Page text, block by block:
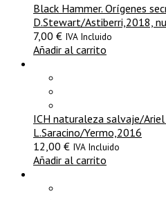
Black Hammer. Orígenes
D.Stewart/Astiberri,2018,
7,00 € IVA Incluido
Añadir al carrito
ICH naturaleza salvaje/
L.Saracino/Yermo,2016
12,00 € IVA Incluido
Añadir al carrito